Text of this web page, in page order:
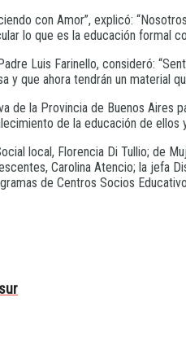
con Amor”, explicó:
lo que es la educación formal
Luis Farinello, consideró:
que ahora tendrán un material
la Provincia de Buenos
de la educación de ellos
local, Florencia Di Tullio; de
Carolina Atencio; la jefa
de Centros Socios